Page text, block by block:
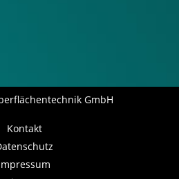
GmbH
Kontakt